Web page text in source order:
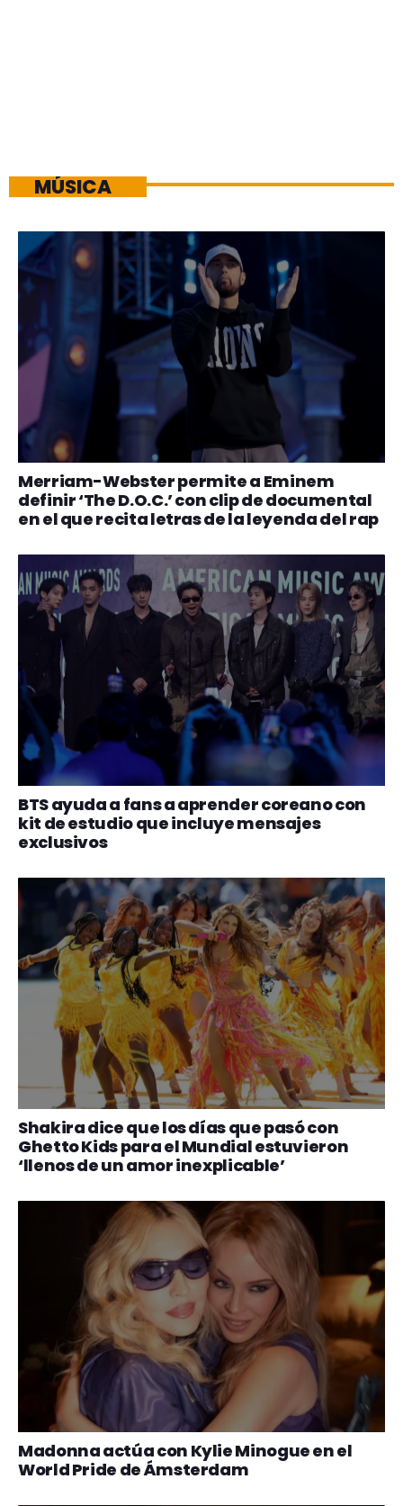
MÚSICA
Merriam-Webster permite a Eminem
definir ‘The D.O.C.’ con clip de documental
en el que recita letras de la leyenda del rap
BTS ayuda a fans a aprender coreano con
kit de estudio que incluye mensajes
exclusivos
Shakira dice que los días que pasó con
Ghetto Kids para el Mundial estuvieron
‘llenos de un amor inexplicable’
Madonna actúa con Kylie Minogue en el
World Pride de Ámsterdam